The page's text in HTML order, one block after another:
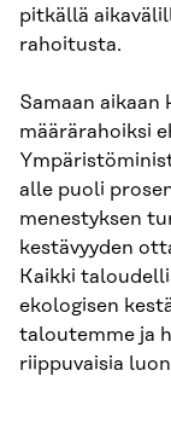
pitkällä
rahoitusta.
Samaan aikaan
määrärahoiksi
alle puoli
menestyksen
kestävyyden
Kaikki
ekologisen
taloutemme ja
riippuvaisia